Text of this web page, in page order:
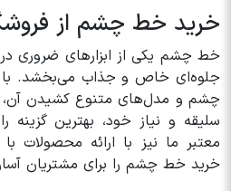
خرید خط چشم از
خط چشم یکی از ابزارهای ضروری
جلوه‌ای خاص و جذاب می‌بخشد. با
چشم و مدل‌های متنوع کشیدن آن،
سلیقه و نیاز خود، بهترین گزینه
معتبر ما نیز با ارائه محصولات
خرید خط چشم را برای مشتریان